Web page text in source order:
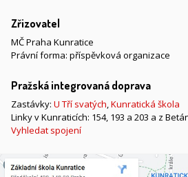
Zřizovatel
MČ Praha Kunratice
Právní forma: příspěvková organizace
Pražská integrovaná doprava
Zastávky: U Tří svatých,Kunratická škola
Linky v Kunraticích: 154, 193 a 203 a z
Vyhledat spojení